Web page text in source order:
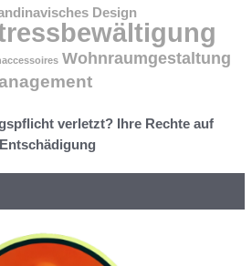
Design
Wohnraumgestaltung
verletzt? Ihre Rechte auf
Entschädigung